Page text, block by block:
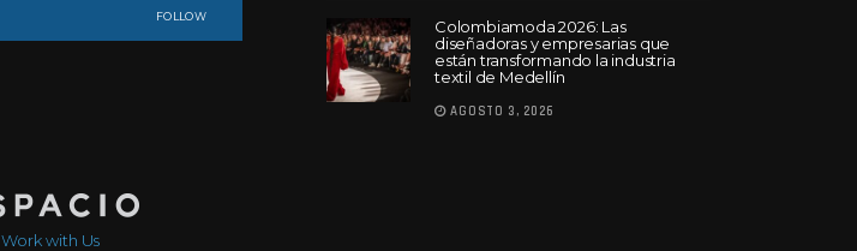
FOLLOW
Colombiamoda 2026: Las
diseñadoras y empresarias que
están transformando la industria
textil de Medellín
AGOSTO 3, 2026
Work with Us